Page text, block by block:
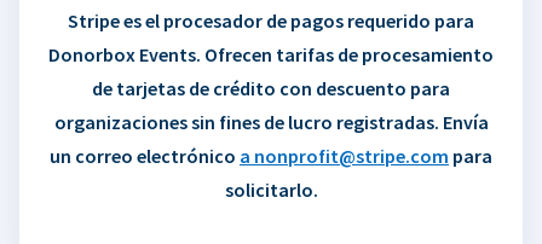
Stripe es el procesador de pagos requerido para
Donorbox Events. Ofrecen tarifas de procesamiento
de tarjetas de crédito con descuento para
organizaciones sin fines de lucro registradas. Envía
un correo electrónico a nonprofit@stripe.com para
solicitarlo.